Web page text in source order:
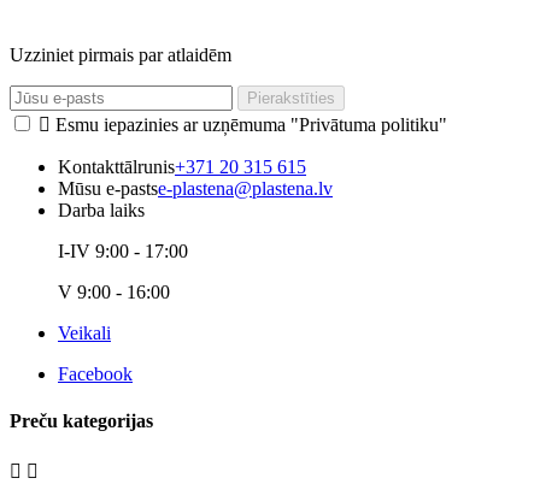
Uzziniet pirmais par atlaidēm
Pierakstīties
 Esmu iepazinies ar uzņēmuma "Privātuma politiku"
Kontakttālrunis+371 20 315 615
Mūsu e-pastse-plastena@plastena.lv
Darba laiks
I-IV 9:00 - 17:00
V 9:00 - 16:00
Veikali
Facebook
Preču kategorijas
 